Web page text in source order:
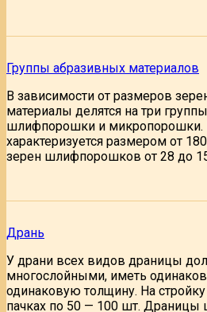
Группы абразивных материалов
В зависимости от размеров
материалы делятся на три
шлифпорошки и
характеризуется размером от
зерен шлифпорошков от 28 до
Дрань
У драни всех видов драницы
многослойными, иметь
одинаковую толщину. На
пачках по 50 — 100 шт.